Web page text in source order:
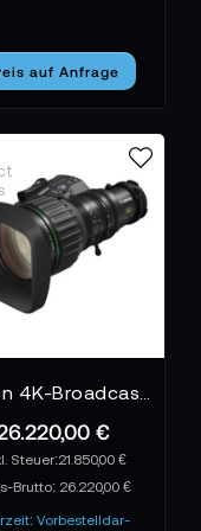
sind –
– powered
dass sie nicht
auch für
korrekt
werden
Teil eines
auf Anfrage
€
21.850,00 €
Brutto: 26.220,00 €
Vorbestelldar-